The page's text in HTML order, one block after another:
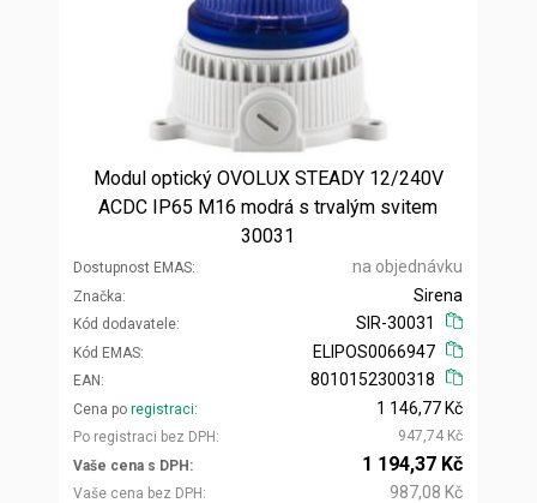
Modul optický OVOLUX STEADY 12/240V
ACDC IP65 M16 modrá s trvalým svitem
30031
Dostupnost EMAS na objednávku
Značka
Kód dodavatele
Sirena
SIR-30031
Kód EMAS
EAN
ELIPOS0066947
8010152300318
Cena po registraci
Po registraci bez DPH
1 146,77 Kč
947,74 Kč
Vaše cena s DPH
Vaše cena bez DPH
1 194,37 Kč
987,08 Kč